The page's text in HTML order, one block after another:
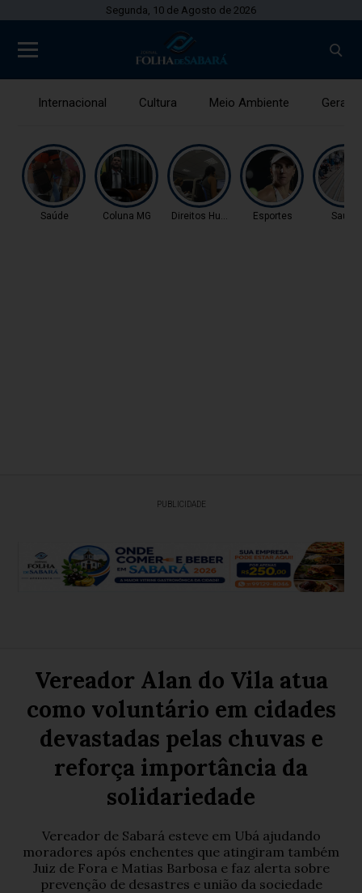
Segunda, 10 de Agosto de 2026
Internacional Cultura Meio Ambiente Gerais
Saúde Coluna MG Direitos Humanos Esportes Saúde
PUBLICIDADE
Vereador Alan do Vila atua
como voluntário em cidades
devastadas pelas chuvas e
reforça importância da
solidariedade
Vereador de Sabará esteve em Ubá ajudando
moradores após enchentes que atingiram também
Juiz de Fora e Matias Barbosa e faz alerta sobre
prevenção de desastres e união da sociedade